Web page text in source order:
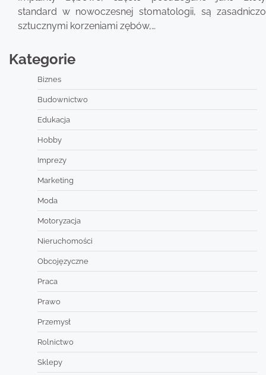
standard w nowoczesnej stomatologii, są zasadniczo
sztucznymi korzeniami zębów,…
Kategorie
Biznes
Budownictwo
Edukacja
Hobby
Imprezy
Marketing
Moda
Motoryzacja
Nieruchomości
Obcojęzyczne
Praca
Prawo
Przemysł
Rolnictwo
Sklepy